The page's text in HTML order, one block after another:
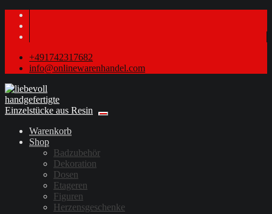
+491742317682
info@onlinewarenhandel.com
Warenkorb
Shop
Badzubehör
Dekoration
Dosen
Etageren
Figuren
Herzensgeschenke